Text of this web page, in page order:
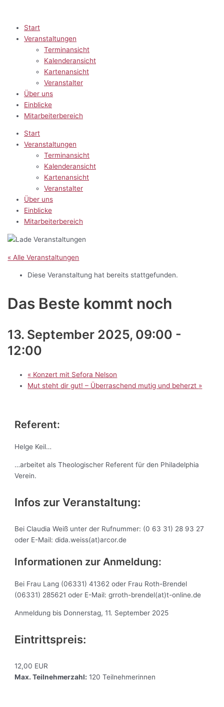
springenStart
Veranstaltungen
Terminansicht
Kalenderansicht
Kartenansicht
Veranstalter
Über uns
Einblicke
Mitarbeiterbereich
Start
Veranstaltungen
Terminansicht
Kalenderansicht
Kartenansicht
Veranstalter
Über uns
Einblicke
Mitarbeiterbereich
« Alle Veranstaltungen
Diese Veranstaltung hat bereits stattgefunden.
Das Beste kommt noch
13. September 2025, 09:00 -
12:00
« Konzert mit Sefora Nelson
Mut steht dir gut! – Überraschend mutig und beherzt »
Referent:
Helge Keil…
…arbeitet als Theologischer Referent für den Philadelphia
Verein.
Infos zur Veranstaltung:
Bei Claudia Weiß unter der Rufnummer: (0 63 31) 28 93 27
oder E-Mail: dida.weiss(at)arcor.de
Informationen zur Anmeldung:
Bei Frau Lang (06331) 41362 oder Frau Roth-Brendel
(06331) 285621 oder E-Mail: grroth-brendel(at)t-online.de
Anmeldung bis Donnerstag, 11. September 2025
Eintrittspreis:
12,00 EUR
Max. Teilnehmerzahl: 120 Teilnehmerinnen